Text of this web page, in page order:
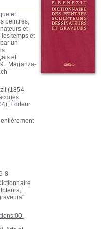
et
peintres,
et
temps et
un
et
: Maganza-
(1854-
, Éditeur
8